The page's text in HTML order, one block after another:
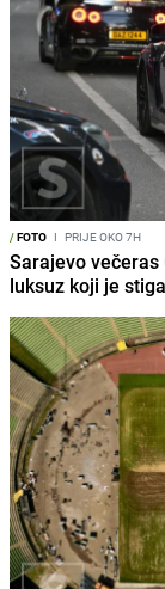
/FOTO I PRIJE OKO 7H
Sarajevo
luksuz koji je